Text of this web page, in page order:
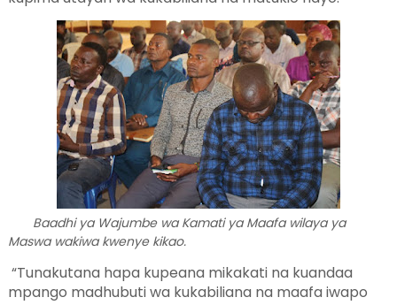
Baadhi ya Wajumbe wa Kamati ya Maafa wilaya ya
Maswa wakiwa kwenye kikao.
“Tunakutana hapa kupeana mikakati na kuandaa
mpango madhubuti wa kukabiliana na maafa iwapo